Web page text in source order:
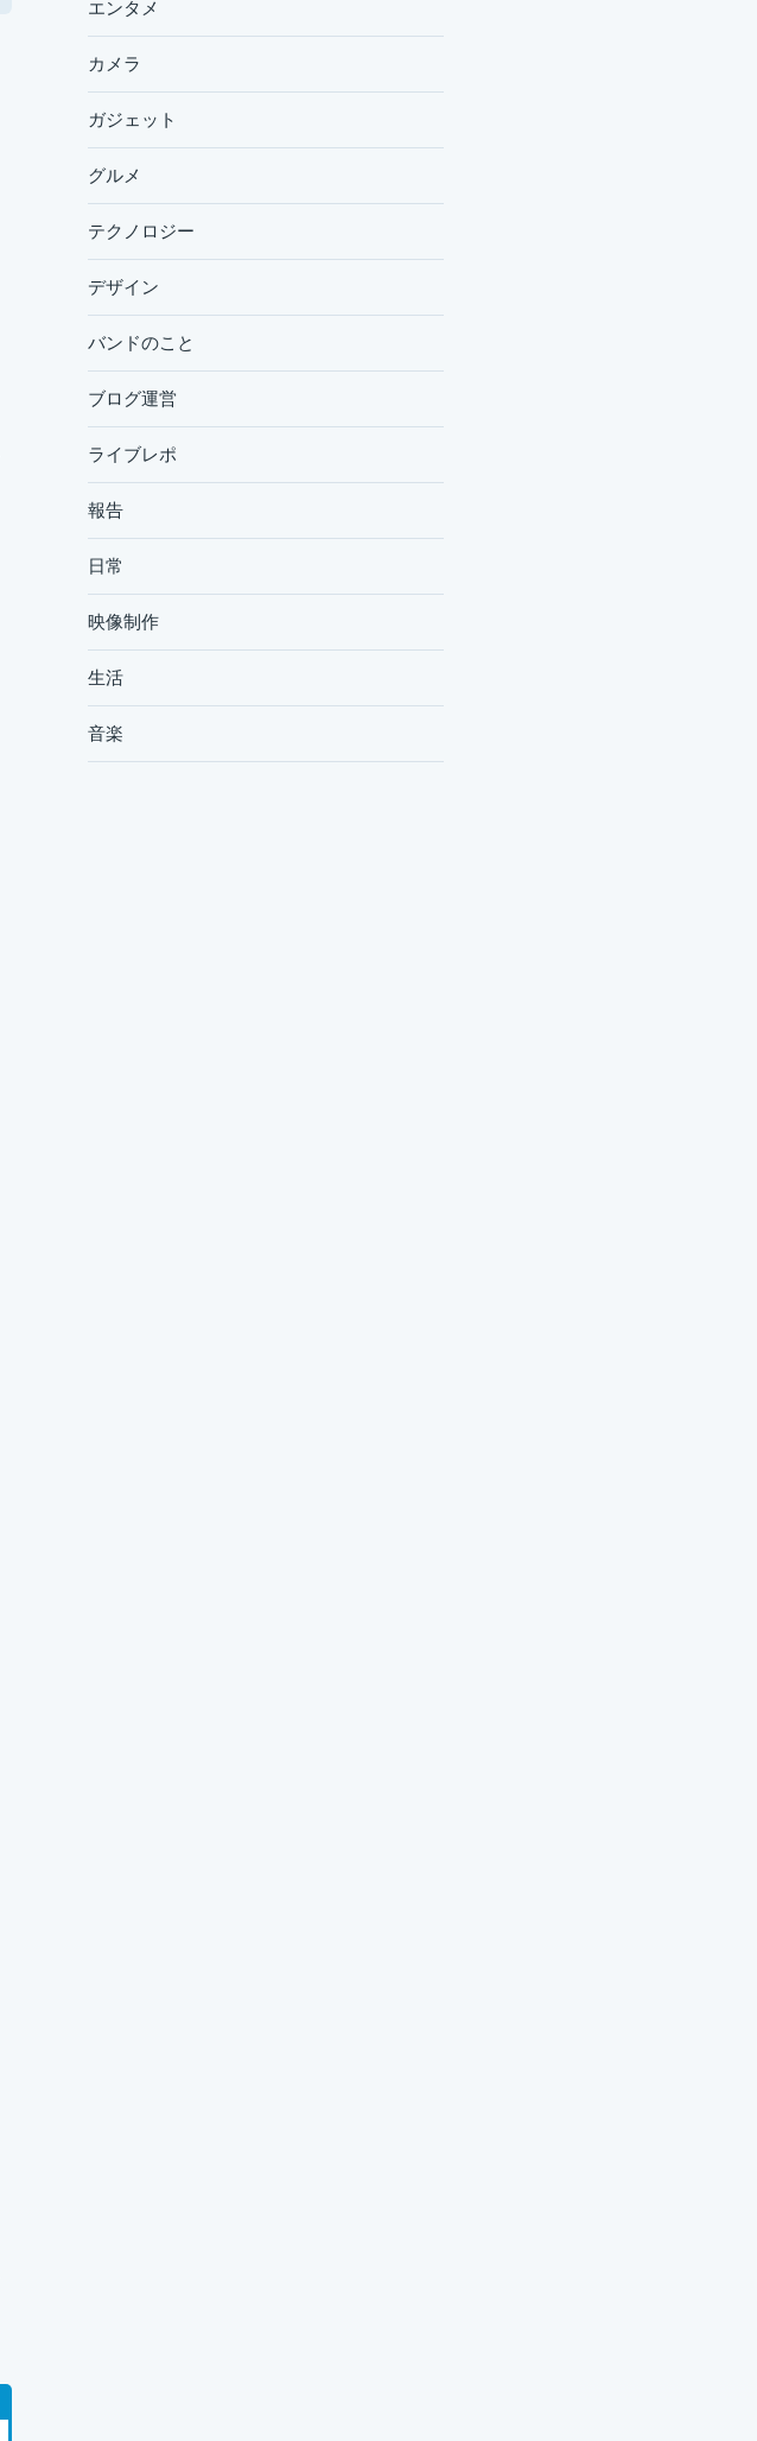
エンタメ
カメラ
ガジェット
グルメ
テクノロジー
デザイン
バンドのこと
ブログ運営
ライブレポ
報告
日常
映像制作
生活
音楽